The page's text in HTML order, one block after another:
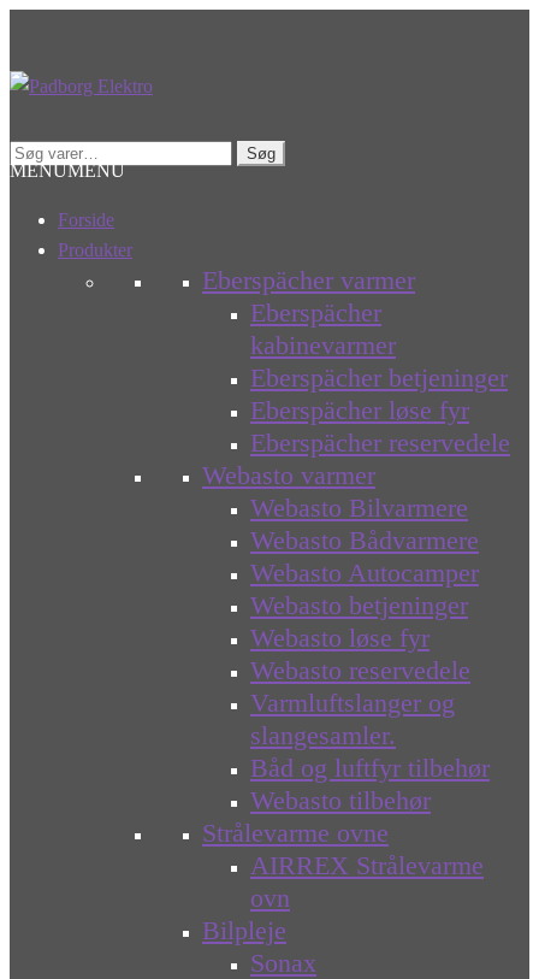
Spring
Spring
Søg
efter:
Søg
MENUMENU
Forside
Produkter
Eberspächer varmer
Eberspächer
kabinevarmer
Eberspächer betjeninger
Eberspächer løse fyr
Eberspächer reservedele
Webasto varmer
Webasto Bilvarmere
Webasto Bådvarmere
Webasto Autocamper
Webasto betjeninger
Webasto løse fyr
Webasto reservedele
Varmluftslanger og
slangesamler.
Båd og luftfyr tilbehør
Webasto tilbehør
Strålevarme ovne
AIRREX Strålevarme
ovn
Bilpleje
Sonax